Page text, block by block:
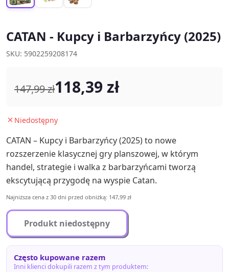
CATAN - Kupcy i Barbarzyńcy (2025)
SKU: 5902259208174
147,99 zł118,39 zł
Niedostępny
CATAN – Kupcy i Barbarzyńcy (2025) to nowe
rozszerzenie klasycznej gry planszowej, w którym
handel, strategie i walka z barbarzyńcami tworzą
ekscytującą przygodę na wyspie Catan.
Najniższa cena z 30 dni przed obniżką: 147,99 zł
Produkt niedostępny
Często kupowane razem
Inni klienci dokupili razem z tym produktem: